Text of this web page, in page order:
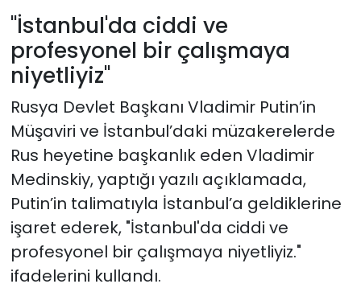
"İstanbul'da ciddi ve
profesyonel bir çalışmaya
niyetliyiz"
Rusya Devlet Başkanı Vladimir Putin’in
Müşaviri ve İstanbul’daki müzakerelerde
Rus heyetine başkanlık eden Vladimir
Medinskiy, yaptığı yazılı açıklamada,
Putin’in talimatıyla İstanbul’a geldiklerine
işaret ederek, "İstanbul'da ciddi ve
profesyonel bir çalışmaya niyetliyiz."
ifadelerini kullandı.